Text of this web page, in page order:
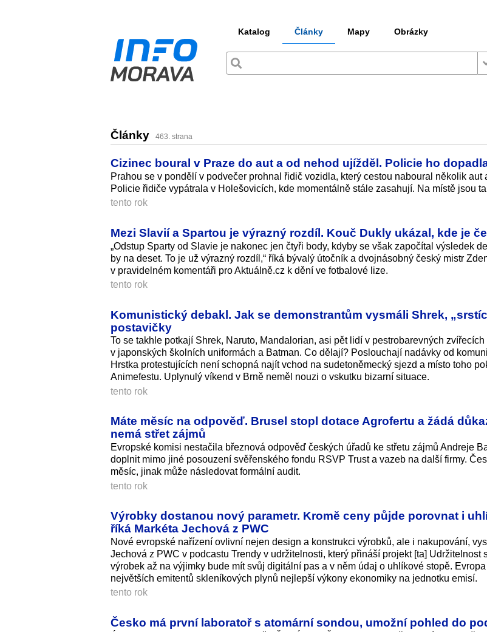
Katalog Články Mapy Obrázky
Články 463. strana
Cizinec boural v Praze do aut a od nehod ujížděl. Policie ho
Prahou se v pondělí v podvečer prohnal řidič vozidla, který cestou naboural několik aut
Policie řidiče vypátrala v Holešovicích, kde momentálně stále zasahují. Na místě jsou
tento rok
Mezi Slavií a Spartou je výrazný rozdíl. Kouč Dukly ukázal, kde je
„Odstup Sparty od Slavie je nakonec jen čtyři body, kdyby se však započítal výsledek
by na deset. To je už výrazný rozdíl,“ říká bývalý útočník a dvojnásobný český mistr
v pravidelném komentáři pro Aktuálně.cz k dění ve fotbalové lize.
tento rok
Komunistický debakl. Jak se demonstrantům vysmáli Shrek,
postavičky
To se takhle potkají Shrek, Naruto, Mandalorian, asi pět lidí v pestrobarevných
v japonských školních uniformách a Batman. Co dělají? Poslouchají nadávky od
Hrstka protestujících není schopná najít vchod na sudetoněmecký sjezd a místo toho
Animefestu. Uplynulý víkend v Brně neměl nouzi o vskutku bizarní situace.
tento rok
Máte měsíc na odpověď. Brusel stopl dotace Agrofertu a žádá
nemá střet zájmů
Evropské komisi nestačila březnová odpověď českých úřadů ke střetu zájmů Andreje
doplnit mimo jiné posouzení svěřenského fondu RSVP Trust a vazeb na další firmy.
měsíc, jinak může následovat formální audit.
tento rok
Výrobky dostanou nový parametr. Kromě ceny půjde porovnat i
říká Markéta Jechová z PWC
Nové evropské nařízení ovlivní nejen design a konstrukci výrobků, ale i nakupování,
Jechová z PWC v podcastu Trendy v udržitelnosti, který přináší projekt [ta] Udržitelnost
výrobek až na výjimky bude mít svůj digitální pas a v něm údaj o uhlíkové stopě.
největších emitentů skleníkových plynů nejlepší výkony ekonomiky na jednotku emisí.
tento rok
Česko má první laboratoř s atomární sondou, umožní pohled do